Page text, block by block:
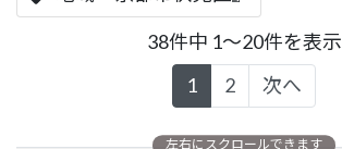
38件中 1～20件を表示
1 2 次へ